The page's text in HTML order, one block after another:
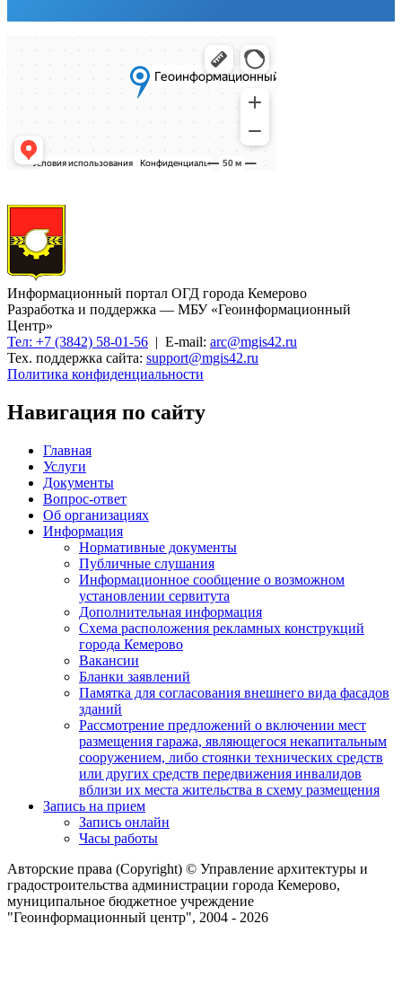
Информационный портал ОГД города Кемерово
Разработка и поддержка — МБУ «Геоинформационный
Центр»
Тел: +7 (3842) 58-01-56 | E-mail: arc@mgis42.ru
Тех. поддержка сайта: support@mgis42.ru
Политика конфиденциальности
Навигация по сайту
Главная
Услуги
Документы
Вопрос-ответ
Об организациях
Информация
Нормативные документы
Публичные слушания
Информационное сообщение о возможном
установлении сервитута
Дополнительная информация
Схема расположения рекламных конструкций
города Кемерово
Вакансии
Бланки заявлений
Памятка для согласования внешнего вида фасадов
зданий
Рассмотрение предложений о включении мест
размещения гаража, являющегося некапитальным
сооружением, либо стоянки технических средств
или других средств передвижения инвалидов
вблизи их места жительства в схему размещения
Запись на прием
Запись онлайн
Часы работы
Авторские права (Copyright) © Управление архитектуры и
градостроительства администрации города Кемерово,
муниципальное бюджетное учреждение
"Геоинформационный центр", 2004 - 2026